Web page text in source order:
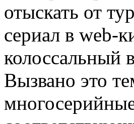
отыскать от
сериал в web-
колоссальный
Вызвано это